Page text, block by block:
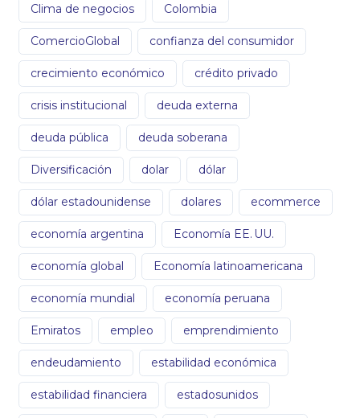
Clima de negocios Colombia
ComercioGlobal confianza del consumidor
crecimiento económico crédito privado
crisis institucional deuda externa
deuda pública deuda soberana
Diversificación dolar dólar
dólar estadounidense dolares ecommerce
economía argentina Economía EE. UU.
economía global Economía latinoamericana
economía mundial economía peruana
Emiratos empleo emprendimiento
endeudamiento estabilidad económica
estabilidad financiera estadosunidos